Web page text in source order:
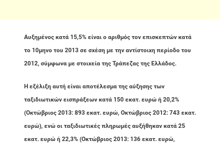
Αυξημένος κατά 15,5% είναι ο αριθμός τον επισκεπτών κατά
το 10μηνο του 2013 σε σχέση με την αντίστοιχη περίοδο του
2012, σύμφωνα με στοιχεία της Τράπεζας της Ελλάδος.
Η εξέλιξη αυτή είναι αποτέλεσμα της αύξησης των
ταξιδιωτικών εισπράξεων κατά 150 εκατ. ευρώ ή 20,2%
(Οκτώβριος 2013: 893 εκατ. ευρώ, Οκτώβριος 2012: 743 εκατ.
ευρώ), ενώ οι ταξιδιωτικές πληρωμές αυξήθηκαν κατά 25
εκατ. ευρώ ή 22,3% (Οκτώβριος 2013: 136 εκατ. ευρώ,